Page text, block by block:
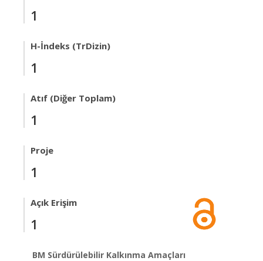
1
H-İndeks (TrDizin)
1
Atıf (Diğer Toplam)
1
Proje
1
Açık Erişim
1
BM Sürdürülebilir Kalkınma Amaçları